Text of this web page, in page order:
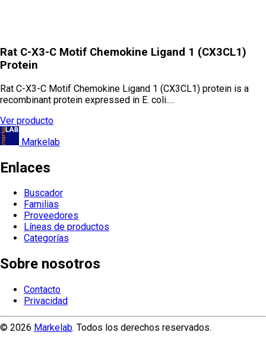
Rat C-X3-C Motif Chemokine Ligand 1 (CX3CL1)
Protein
Rat C-X3-C Motif Chemokine Ligand 1 (CX3CL1) protein is a
recombinant protein expressed in E. coli.…
Ver producto
Markelab
Enlaces
Buscador
Familias
Proveedores
Líneas de productos
Categorías
Sobre nosotros
Contacto
Privacidad
© 2026 Markelab. Todos los derechos reservados.